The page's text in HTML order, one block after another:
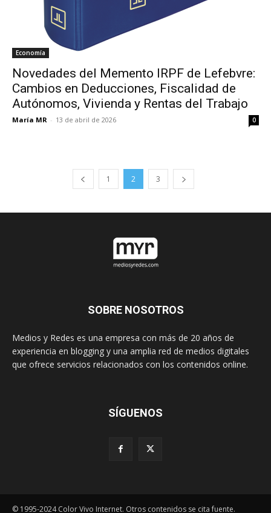
Economía
Novedades del Memento IRPF de Lefebvre:
Cambios en Deducciones, Fiscalidad de
Autónomos, Vivienda y Rentas del Trabajo
María MR - 13 de abril de 2026 0
1 2 3
SOBRE NOSOTROS
Medios y Redes es una empresa con más de 20 años de
experiencia en blogging y una amplia red de medios digitales
que ofrece servicios relacionados con los contenidos online.
SÍGUENOS
© 1995-2024 Color Vivo Internet. Otros contenidos se cita fuente.